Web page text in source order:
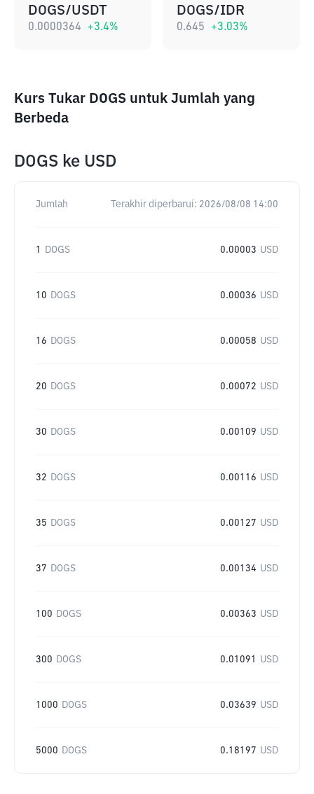
DOGS/USDT
0.0000364 +3.4%
DOGS/IDR
0.645 +3.03%
Kurs Tukar DOGS untuk Jumlah yang
Berbeda
DOGS ke USD
Jumlah Terakhir diperbarui: 2026/08/08 14:00
1 DOGS 0.00003 USD
10 DOGS 0.00036 USD
16 DOGS 0.00058 USD
20 DOGS 0.00072 USD
30 DOGS 0.00109 USD
32 DOGS 0.00116 USD
35 DOGS 0.00127 USD
37 DOGS 0.00134 USD
100 DOGS 0.00363 USD
300 DOGS 0.01091 USD
1000 DOGS 0.03639 USD
5000 DOGS 0.18197 USD